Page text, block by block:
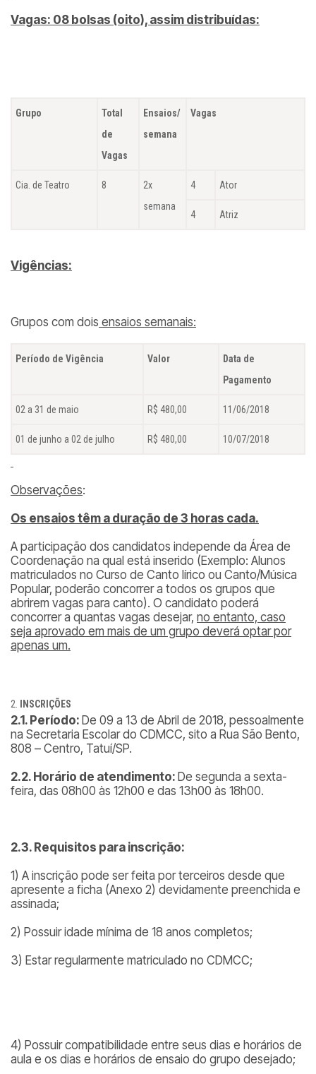
Vagas: 08 bolsas (oito), assim distribuídas:
Grupo
Total
de
Vagas
Ensaios/
semana
Vagas
Cia. de Teatro 8
2x
semana
4 Ator
4 Atriz
Vigências:
Grupos com dois ensaios semanais:
Período de Vigência Valor
Data de
Pagamento
02 a 31 de maio R$ 480,00 11/06/2018
01 de junho a 02 de julho R$ 480,00 10/07/2018
Observações:
Os ensaios têm a duração de 3 horas cada.
A participação dos candidatos independe da Área de
Coordenação na qual está inserido (Exemplo: Alunos
matriculados no Curso de Canto lírico ou Canto/Música
Popular, poderão concorrer a todos os grupos que
abrirem vagas para canto). O candidato poderá
concorrer a quantas vagas desejar, no entanto, caso
seja aprovado em mais de um grupo deverá optar por
apenas um.
INSCRIÇÕES
2.1. Período: De 09 a 13 de Abril de 2018, pessoalmente
na Secretaria Escolar do CDMCC, sito a Rua São Bento,
808 – Centro, Tatuí/SP.
2.2. Horário de atendimento: De segunda a sexta-
feira, das 08h00 às 12h00 e das 13h00 às 18h00.
2.3. Requisitos para inscrição:
1) A inscrição pode ser feita por terceiros desde que
apresente a ficha (Anexo 2) devidamente preenchida e
assinada;
2) Possuir idade mínima de 18 anos completos;
3) Estar regularmente matriculado no CDMCC;
4) Possuir compatibilidade entre seus dias e horários de
aula e os dias e horários de ensaio do grupo desejado;